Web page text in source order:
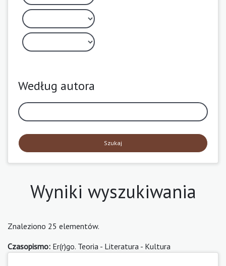
Według autora
Szukaj
Wyniki wyszukiwania
Znaleziono 25 elementów.
Czasopismo: Er(r)go. Teoria - Literatura - Kultura